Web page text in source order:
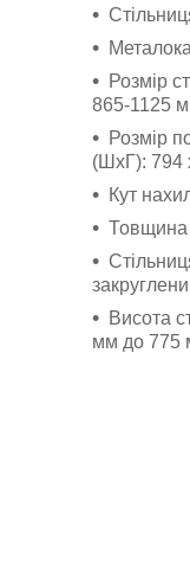
Розмір
865-1125
Розмір
(ШхГ): 794
Кут
Товщина
Висота
мм до 775